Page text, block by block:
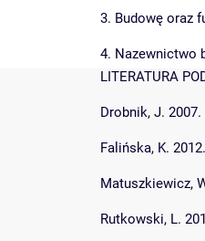
3. Budowę oraz
4. Nazewnictwo
LITERATURA
Drobnik, J.
Falińska, K.
Matuszkiewicz,
Rutkowski, L.